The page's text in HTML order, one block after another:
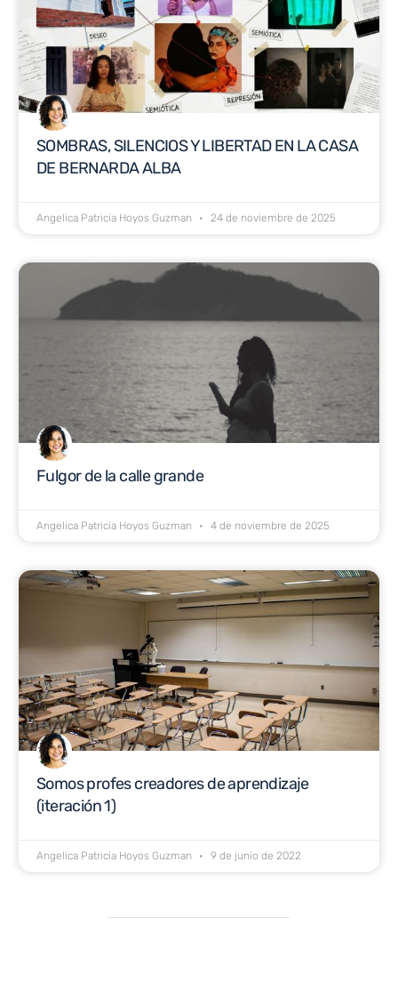
SOMBRAS, SILENCIOS Y LIBERTAD EN LA CASA
DE BERNARDA ALBA
Angelica Patricia Hoyos Guzman 24 de noviembre de 2025
Fulgor de la calle grande
Angelica Patricia Hoyos Guzman 4 de noviembre de 2025
Somos profes creadores de aprendizaje
(iteración 1)
Angelica Patricia Hoyos Guzman 9 de junio de 2022